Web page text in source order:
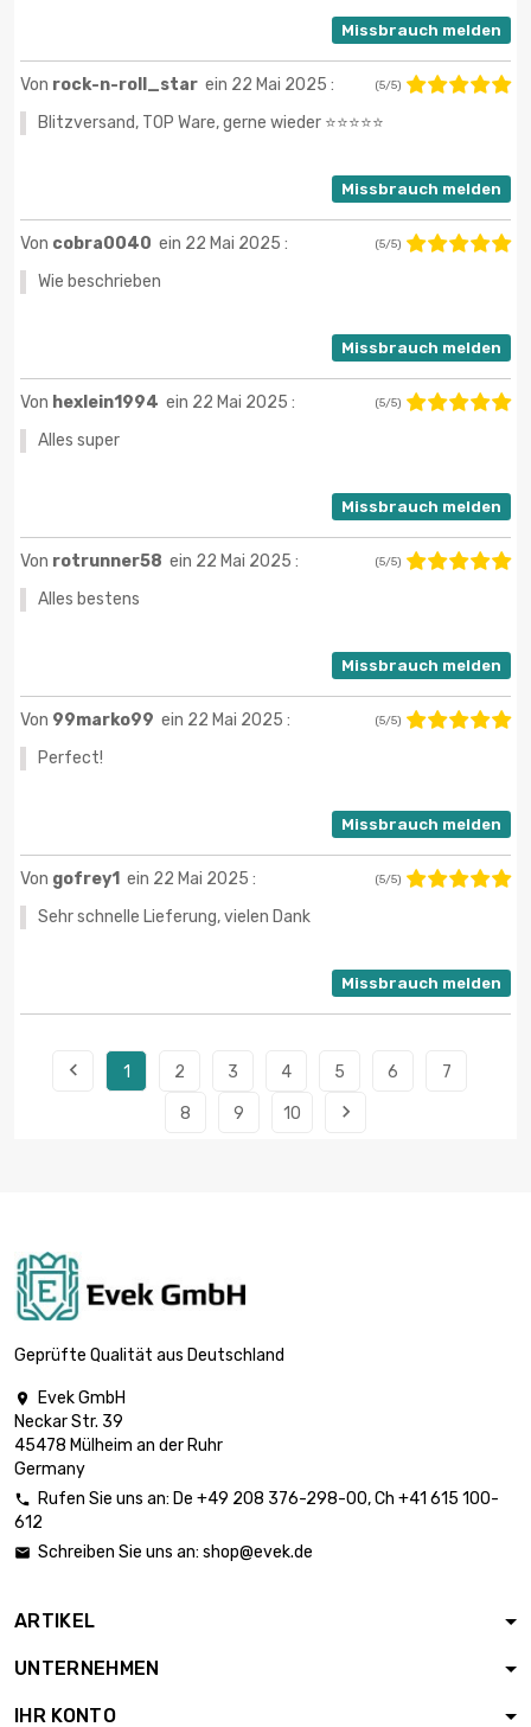
Missbrauch melden
Von rock-n-roll_star ein 22 Mai 2025 : (5/5)
Blitzversand, TOP Ware, gerne wieder ⭐️⭐️⭐️⭐️⭐️
Missbrauch melden
Von cobra0040 ein 22 Mai 2025 : (5/5)
Wie beschrieben
Missbrauch melden
Von hexlein1994 ein 22 Mai 2025 : (5/5)
Alles super
Missbrauch melden
Von rotrunner58 ein 22 Mai 2025 : (5/5)
Alles bestens
Missbrauch melden
Von 99marko99 ein 22 Mai 2025 : (5/5)
Perfect!
Missbrauch melden
Von gofrey1 ein 22 Mai 2025 : (5/5)
Sehr schnelle Lieferung, vielen Dank
Missbrauch melden
 1 2 3 4 5 6 7
8 9 10 
Geprüfte Qualität aus Deutschland

Evek GmbH
Neckar Str. 39
45478 Mülheim an der Ruhr
Germany
 Rufen Sie uns an: De +49 208 376-298-00, Ch +41 615 100-
612
 Schreiben Sie uns an: shop@evek.de
ARTIKEL
UNTERNEHMEN
IHR KONTO